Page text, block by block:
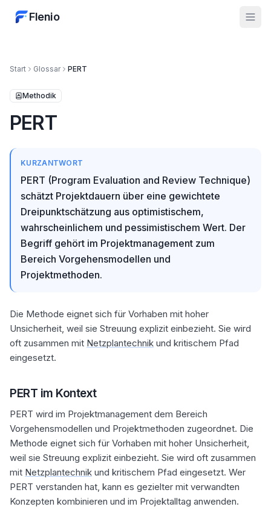
Flenio
Start Glossar PERT
Methodik
PERT
KURZANTWORT
PERT (Program Evaluation and Review Technique)
schätzt Projektdauern über eine gewichtete
Dreipunktschätzung aus optimistischem,
wahrscheinlichem und pessimistischem Wert. Der
Begriff gehört im Projektmanagement zum
Bereich Vorgehensmodellen und
Projektmethoden.
Die Methode eignet sich für Vorhaben mit hoher
Unsicherheit, weil sie Streuung explizit einbezieht. Sie wird
oft zusammen mit Netzplantechnik und kritischem Pfad
eingesetzt.
PERT im Kontext
PERT wird im Projektmanagement dem Bereich
Vorgehensmodellen und Projektmethoden zugeordnet. Die
Methode eignet sich für Vorhaben mit hoher Unsicherheit,
weil sie Streuung explizit einbezieht. Sie wird oft zusammen
mit Netzplantechnik und kritischem Pfad eingesetzt. Wer
PERT verstanden hat, kann es gezielter mit verwandten
Konzepten kombinieren und im Projektalltag anwenden.